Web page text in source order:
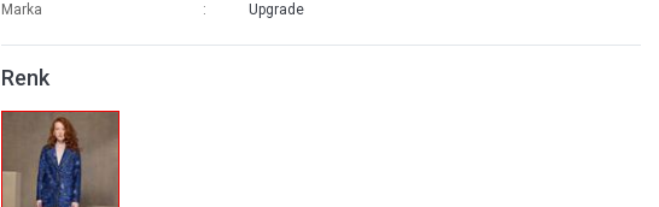
Marka
Upgrade
Renk